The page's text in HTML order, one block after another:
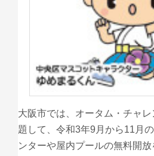
大阪市では、オータム・チャ
題して、令和3年9月から11月
ンターや屋内プールの無料開